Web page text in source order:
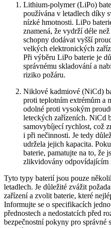
Lithium-polymer (LiPo)
používána v letadlech díky
nízké hmotnosti. LiPo
znamená, že vydrží déle
schopny dodávat vyšší
velkých elektronických
Při výběru LiPo baterie je
správnému skladování a
riziko požáru.
Niklové kadmiové (NiCd)
proti teplotním extrémům a
odolné proti vysokým
leteckých zařízeních. NiCd
samovybíjecí rychlost, což
i při nečinnosti. Je tedy
udržela jejich kapacita.
baterie, pamatujte na to, že
zlikvidovány odpovídajícím
Tyto typy baterií jsou pouze
letadlech. Je důležité zvážit
zařízení a zvolit baterie, které
Informujte se o specifikacích
přednostech a nedostatcích před
bezpečnostní pokyny pro